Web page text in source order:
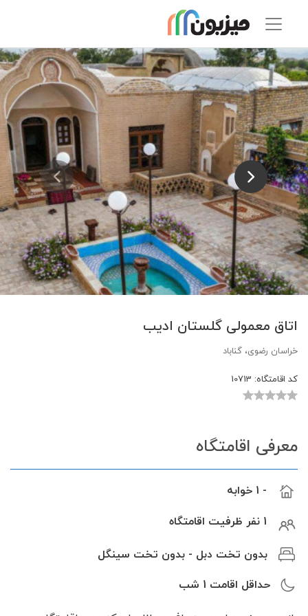
اتاق معمولی گلستان ادیب
خراسان رضوی، گناباد
کد اقامتگاه:
معرفی اقامتگاه
- 1 خوابه
1 نفر ظرفیت اقامتگاه
بدون تخت دبل - بدون تخت سینگل
حداقل اقامت 1 شب